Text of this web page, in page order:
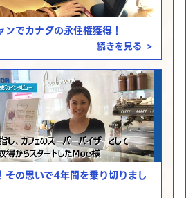
ンでカナダの永住権獲得！
続きを見る >
その思いで4年間を乗り切りまし